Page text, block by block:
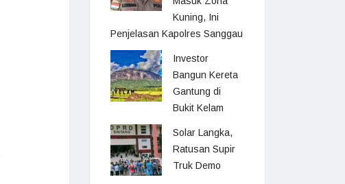
Kuning, Ini
Penjelasan Kapolres Sanggau
Investor
Bangun Kereta
Gantung di
Bukit Kelam
Solar Langka,
Ratusan Supir
Truk Demo